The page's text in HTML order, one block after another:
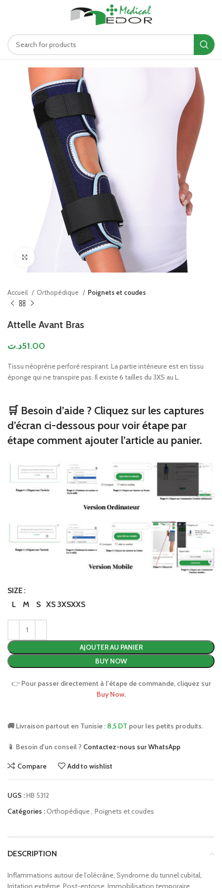
Click to enlarge
Accueil Orthopédique Poignets et coudes
Attelle Avant Bras
51.00د.ت
Tissu néoprène perforé respirant. La partie intérieure est en tissu
éponge qui ne transpire pas. Il existe 6 tailles du 3XS au L.
🛒 Besoin d’aide ? Cliquez sur les captures
d’écran ci-dessous pour voir étape par
étape comment ajouter l’article au panier.
SIZE
L
M S XS 3XSXXS
AJOUTER AU PANIER
BUY NOW
👉 Pour passer directement à l'étape de commande, cliquez sur
Buy Now.
🚚 Livraison partout en Tunisie : 8,5 DT pour les petits produits.
📱 Besoin d'un conseil ? Contactez-nous sur WhatsApp
Compare Add to wishlist
UGS :HB 5312
Catégories :Orthopédique, Poignets et coudes
DESCRIPTION
Inflammations autour de l’olécrâne, Syndrome du tunnel cubital,
Irritation extrême, Post-entorse, Immobilisation temporaire.